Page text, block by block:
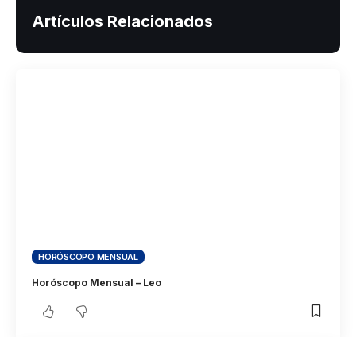
Artículos Relacionados
HORÓSCOPO MENSUAL
Horóscopo Mensual – Leo